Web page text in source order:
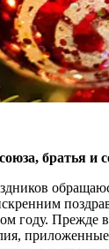
братья и
году. Прежде